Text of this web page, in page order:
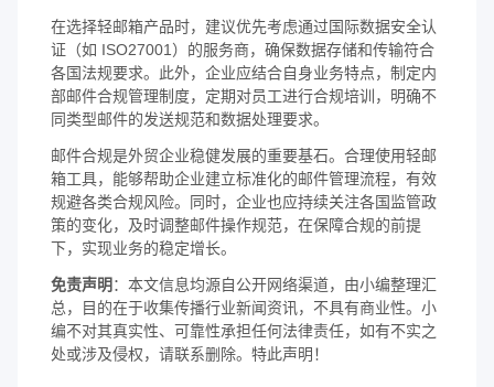
在选择轻邮箱产品时，建议优先考虑通过国际数据安全认
证（如 ISO27001）的服务商，确保数据存储和传输符合
各国法规要求。此外，企业应结合自身业务特点，制定内
部邮件合规管理制度，定期对员工进行合规培训，明确不
同类型邮件的发送规范和数据处理要求。
邮件合规是外贸企业稳健发展的重要基石。合理使用轻邮
箱工具，能够帮助企业建立标准化的邮件管理流程，有效
规避各类合规风险。同时，企业也应持续关注各国监管政
策的变化，及时调整邮件操作规范，在保障合规的前提
下，实现业务的稳定增长。
免责声明：本文信息均源自公开网络渠道，由小编整理汇
总，目的在于收集传播行业新闻资讯，不具有商业性。小
编不对其真实性、可靠性承担任何法律责任，如有不实之
处或涉及侵权，请联系删除。特此声明！